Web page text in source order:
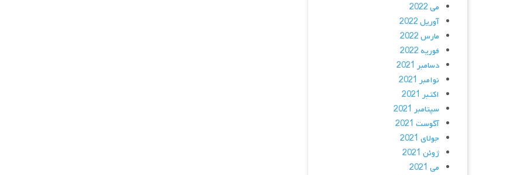
می 2022
آوریل 2022
مارس 2022
فوریه 2022
دسامبر 2021
نوامبر 2021
اکتبر 2021
سپتامبر 2021
آگوست 2021
جولای 2021
ژوئن 2021
می 2021